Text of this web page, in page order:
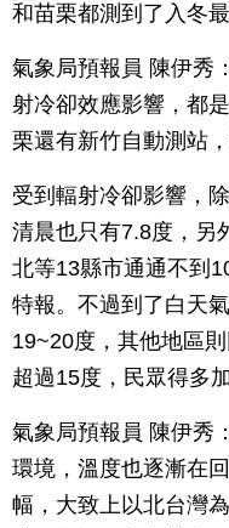
和苗栗都測到了入冬
氣象局預報員 陳伊秀
射冷卻效應影響，都
栗還有新竹自動測站
受到輻射冷卻影響，
清晨也只有7.8度，另
北等13縣市通通不到
特報。不過到了白天
19~20度，其他地區
超過15度，民眾得多加
氣象局預報員 陳伊秀
環境，溫度也逐漸在
幅，大致上以北台灣